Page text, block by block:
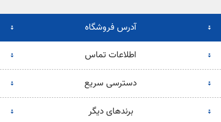
آدرس فروشگاه
اطلاعات تماس
دسترسی سریع
برندهای دیگر